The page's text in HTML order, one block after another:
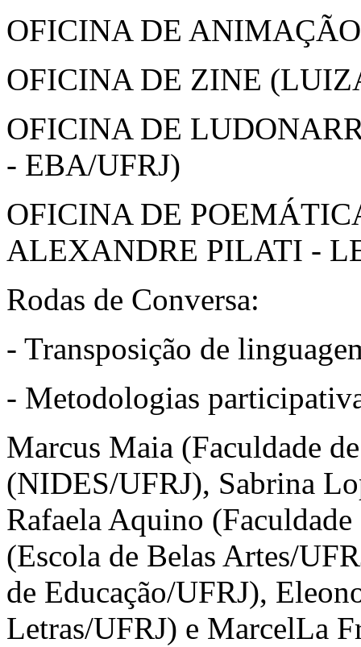
OFICINA DE
OFICINA DE ZINE
OFICINA DE
- EBA/UFRJ)
OFICINA DE
ALEXANDRE PILATI -
Rodas de Conversa:
- Transposição de
- Metodologias
Marcus Maia (Faculdade
(NIDES/UFRJ), Sabrina
Rafaela Aquino
(Escola de Belas Artes/
de Educação/UFRJ),
Letras/UFRJ) e MarcelLa